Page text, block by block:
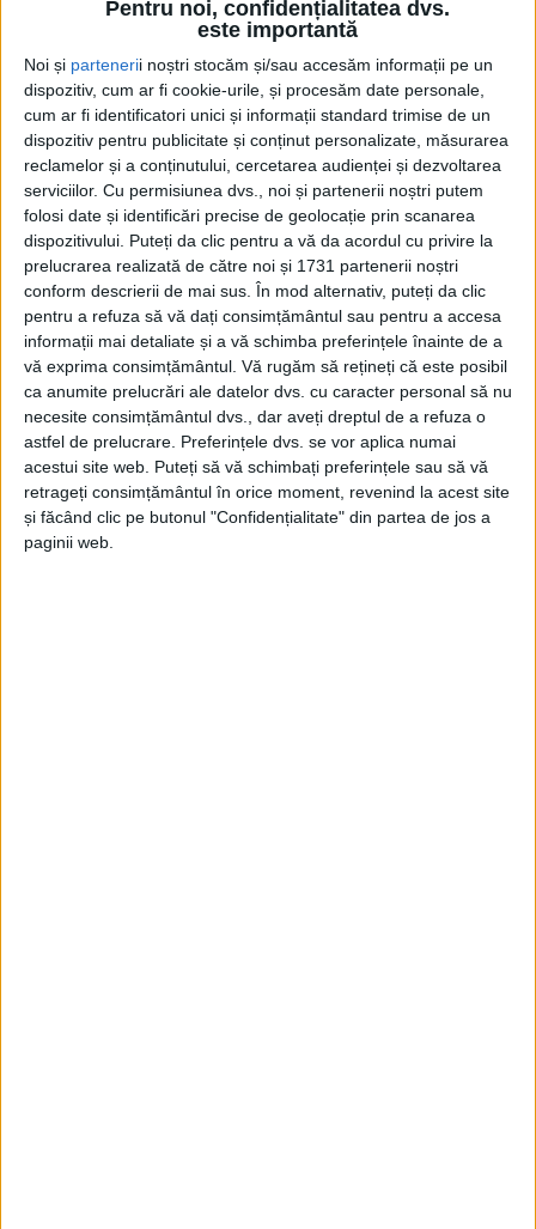
Pentru noi, confidențialitatea dvs.
este importantă
Noi și partenerii noștri stocăm și/sau accesăm informații pe un
dispozitiv, cum ar fi cookie-urile, și procesăm date personale,
cum ar fi identificatori unici și informații standard trimise de un
dispozitiv pentru publicitate și conținut personalizate, măsurarea
reclamelor și a conținutului, cercetarea audienței și dezvoltarea
serviciilor. Cu permisiunea dvs., noi și partenerii noștri putem
folosi date și identificări precise de geolocație prin scanarea
dispozitivului. Puteți da clic pentru a vă da acordul cu privire la
prelucrarea realizată de către noi și 1731 partenerii noștri
conform descrierii de mai sus. În mod alternativ, puteți da clic
pentru a refuza să vă dați consimțământul sau pentru a accesa
informații mai detaliate și a vă schimba preferințele înainte de a
vă exprima consimțământul. Vă rugăm să rețineți că este posibil
ca anumite prelucrări ale datelor dvs. cu caracter personal să nu
necesite consimțământul dvs., dar aveți dreptul de a refuza o
astfel de prelucrare. Preferințele dvs. se vor aplica numai
acestui site web. Puteți să vă schimbați preferințele sau să vă
retrageți consimțământul în orice moment, revenind la acest site
și făcând clic pe butonul "Confidențialitate" din partea de jos a
paginii web.
legumicultorul Vasile Mătrășoaie din comuna
Dumbrăveni a apreciat că va fi o criză de tomate din
cauza costurilor de producție și a lipsei forței de
muncă specializate. În același timp, el a amintit că s-
a retras din programul <Tomata> și a menționat: „Nu
aveam cum să scot trei tone de roșii pînă la 18 iulie
fără să le chimizez”. Domnul Mătrășoaie a mai spus
că de trei săptămîni recoltează roșiile, iar pînă acum
a strîns cam o tonă. Legumicultorul sucevean a
adăugat că un kilogram de roșii se vinde cu doi pînă
la cinci lei, funcție de sortiment și de calitate.
Totodată, el a precizat că oamenii nu prea cumpără
tomate acum, deoarece încă nu a început sezonul
pentru bulioane și sucuri de roșii. Întrebat cum îi
merge vînzarea de roșii în tîrgul de la Verești, unde
Vasile Mătrășoaie merge cu marfă în fiecare
duminică, acesta a răspuns: „Nu bine. Oamenii vin la
tîrg mai mult la mici și la căscat gura”.